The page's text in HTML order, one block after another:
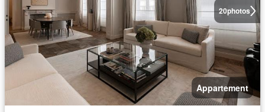
20photos
Appartement